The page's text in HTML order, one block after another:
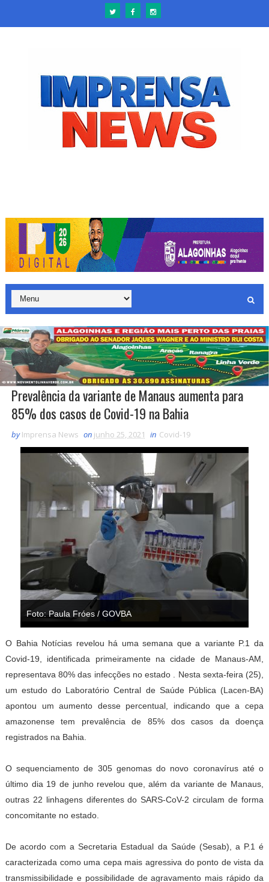
Prevalência da variante de Manaus aumenta para
85% dos casos de Covid-19 na Bahia
by Imprensa News on junho 25, 2021 in Covid-19
Foto: Paula Fróes / GOVBA
O Bahia Notícias revelou há uma semana que a variante P.1 da
Covid-19, identificada primeiramente na cidade de Manaus-AM,
representava 80% das infecções no estado . Nesta sexta-feira (25),
um estudo do Laboratório Central de Saúde Pública (Lacen-BA)
apontou um aumento desse percentual, indicando que a cepa
amazonense tem prevalência de 85% dos casos da doença
registrados na Bahia.
O sequenciamento de 305 genomas do novo coronavírus até o
último dia 19 de junho revelou que, além da variante de Manaus,
outras 22 linhagens diferentes do SARS-CoV-2 circulam de forma
concomitante no estado.
De acordo com a Secretaria Estadual da Saúde (Sesab), a P.1 é
caracterizada como uma cepa mais agressiva do ponto de vista da
transmissibilidade e possibilidade de agravamento mais rápido da